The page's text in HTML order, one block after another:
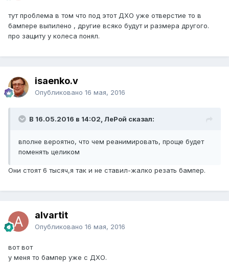
тут проблема в том что под этот ДХО уже отверстие то в
бампере выпилено , другие всяко будут и размера другого.
про защиту у колеса понял.
isaenko.v
Опубликовано 16 мая, 2016
В 16.05.2016 в 14:02, ЛеРой сказал:
вполне вероятно, что чем реанимировать, проще будет
поменять целиком
Они стоят 6 тысяч,я так и не ставил-жалко резать бампер.
alvartit
Опубликовано 16 мая, 2016
вот вот
у меня то бампер уже с ДХО.